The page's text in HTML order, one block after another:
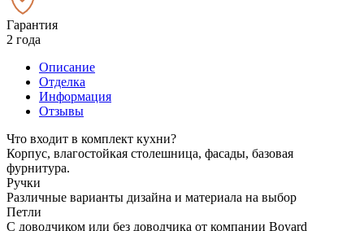
Гарантия
2 года
Описание
Отделка
Информация
Отзывы
Что входит в комплект кухни?
Корпус, влагостойкая столешница, фасады, базовая
фурнитура.
Ручки
Различные варианты дизайна и материала на выбор
Петли
С доводчиком или без доводчика от компании Boyard